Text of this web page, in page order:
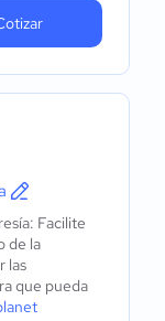
Facilite
de la
las
que pueda